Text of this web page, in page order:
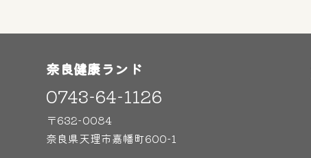
奈良健康ランド
0743-64-1126
〒632-0084
奈良県天理市嘉幡町600-1